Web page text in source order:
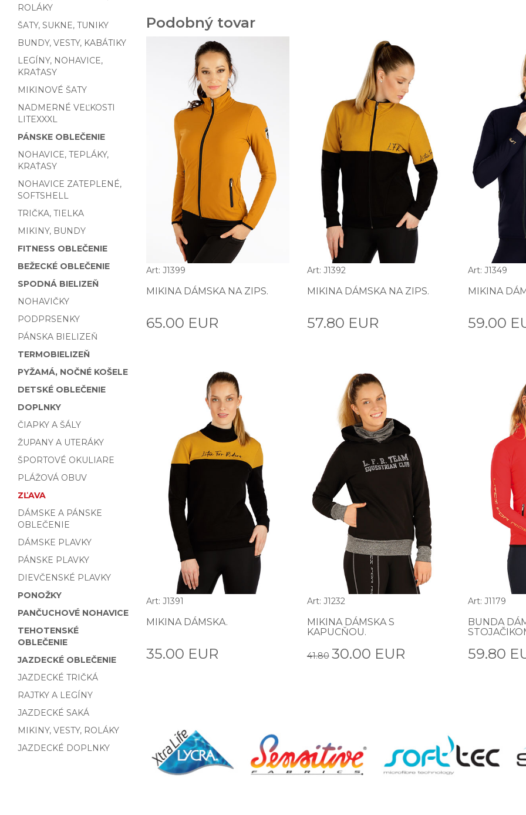
ROLÁKY
ŠATY, SUKNE, TUNIKY
BUNDY, VESTY, KABÁTIKY
LEGÍNY, NOHAVICE,
KRAŤASY
MIKINOVÉ ŠATY
NADMERNÉ VEĽKOSTI
LITEXXXL
PÁNSKE OBLEČENIE
NOHAVICE, TEPLÁKY,
KRAŤASY
NOHAVICE ZATEPLENÉ,
SOFTSHELL
TRIČKA, TIELKA
MIKINY, BUNDY
FITNESS OBLEČENIE
BEŽECKÉ OBLEČENIE
SPODNÁ BIELIZEŇ
NOHAVIČKY
PODPRSENKY
PÁNSKA BIELIZEŇ
TERMOBIELIZEŇ
PYŽAMÁ, NOČNÉ KOŠELE
DETSKÉ OBLEČENIE
DOPLNKY
ČIAPKY A ŠÁLY
ŽUPANY A UTERÁKY
ŠPORTOVÉ OKULIARE
PLÁŽOVÁ OBUV
ZĽAVA
DÁMSKE A PÁNSKE
OBLEČENIE
DÁMSKE PLAVKY
PÁNSKE PLAVKY
DIEVČENSKÉ PLAVKY
PONOŽKY
PANČUCHOVÉ NOHAVICE
TEHOTENSKÉ
OBLEČENIE
JAZDECKÉ OBLEČENIE
JAZDECKÉ TRIČKÁ
RAJTKY A LEGÍNY
JAZDECKÉ SAKÁ
MIKINY, VESTY, ROLÁKY
JAZDECKÉ DOPLNKY
Podobný tovar
Art: J1399
MIKINA DÁMSKA NA ZIPS.
65.00 EUR
Art: J1392
MIKINA DÁMSKA NA ZIPS.
57.80 EUR
Art: J1349
MIKINA
59.00
Art: J1391
MIKINA DÁMSKA.
35.00 EUR
Art: J1232
MIKINA DÁMSKA S
KAPUCŇOU.
41.80 30.00 EUR
Art: J1179
BUNDA
59.80